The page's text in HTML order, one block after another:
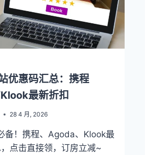
优惠码汇总：携程
最新折扣
28 4 月, 2026
备！携程、Agoda、Klook最
点击直接领，订房立减~